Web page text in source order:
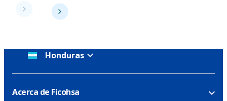
Honduras
Acerca de Ficohsa